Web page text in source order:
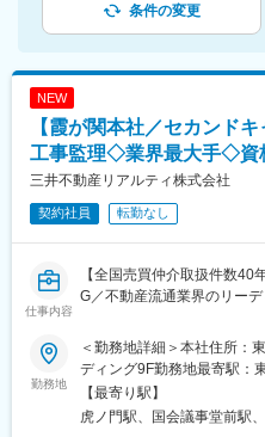
条件の変更
NEW
【霞が関本社／セカンド
工事監理◇業界最大手◇資
三井不動産リアルティ株式会社
契約社員 転勤なし
仕事内容
【全国売買仲介取扱件数
G／不動産流通業界のリー
■業務内容：
当社シェアリング事業本部
て、施設型駐車場の施工監
勤務地
＜勤務地詳細＞本社住所：
ディング9F勤務地最寄駅：
対策：屋内全面禁煙変更の
【最寄り駅】
虎ノ門駅、国会議事堂前駅